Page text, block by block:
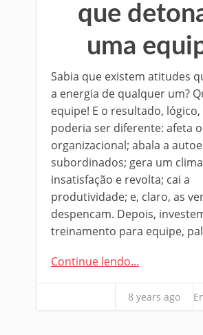
que
uma
Sabia que existem atitudes
a energia de qualquer um?
equipe! E o resultado, lógico,
poderia ser diferente: afeta
organizacional; abala a
subordinados; gera um
insatisfação e revolta; cai a
produtividade; e, claro, as
despencam. Depois,
treinamento para equipe,
Continue lendo...
8 years ago